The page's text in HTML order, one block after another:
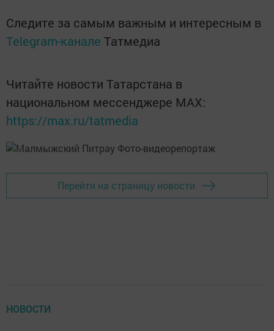
Следите за самым важным и интересным в
Telegram-канале Татмедиа
Читайте новости Татарстана в
национальном мессенджере MАХ:
https://max.ru/tatmedia
Перейти на страницу новости
НОВОСТИ